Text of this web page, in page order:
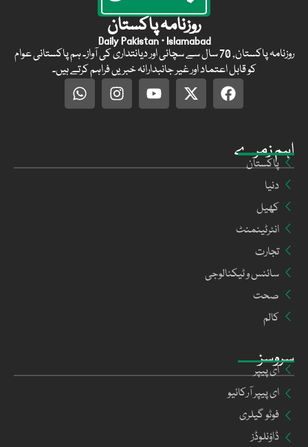
سروسز
ای پیپر
ای پیپر آرکائیو
فوٹو گیلری
ڈاؤنلوڈز
اہم زمرے
پاکستان
دنیا
کھیل
انٹرٹینمنٹ
تجارت
سائنس و ٹیکنالوجی
صحت
کالم
روزنامہ پاکستان
Daily Pakistan · Islamabad
روزنامہ پاکستان, 70 سال سے سچائی اور دیانتداری کی آواز۔ ہم پاکستانی عوام
کو قابل اعتماد اور غیر جانبدارانہ خبریں فراہم کرتے ہیں۔